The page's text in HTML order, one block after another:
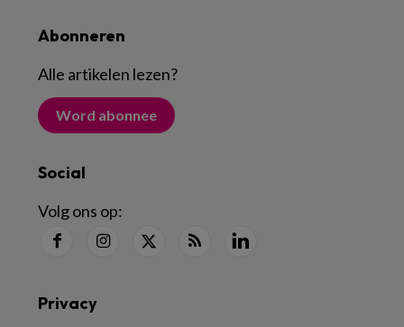
Abonneren
Alle artikelen lezen?
Word abonnee
Social
Volg ons op:
Privacy